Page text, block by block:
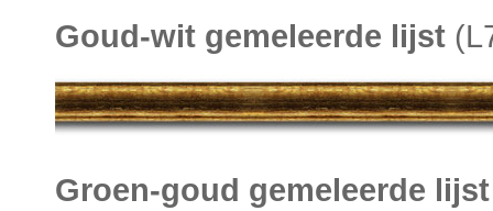
Goud-wit gemeleerde lijst
Groen-goud gemeleerde lijst